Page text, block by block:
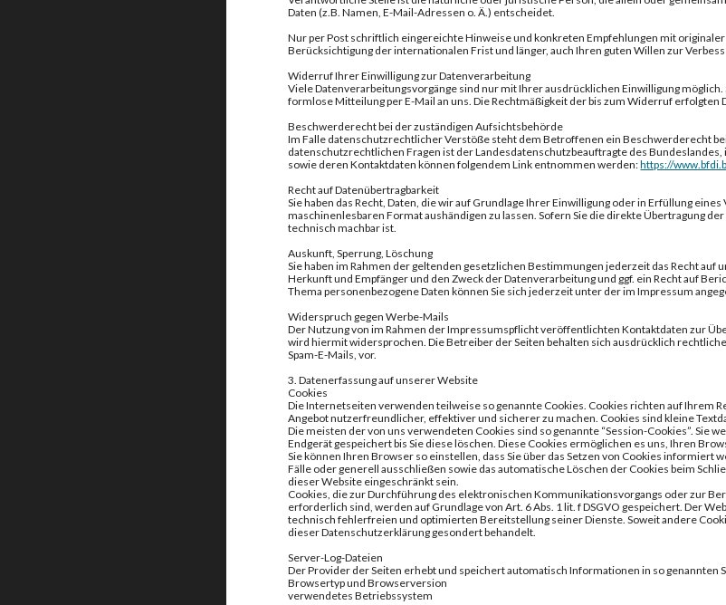
Daten (z.B. Namen, E-Mail-Adressen o. Ä.) entscheidet.
Nur per Post schriftlich eingereichte Hinweise und konkreten Empfehlungen mit
Berücksichtigung der internationalen Frist und länger, auch Ihren guten Willen zur
Widerruf Ihrer Einwilligung zur Datenverarbeitung
Viele Datenverarbeitungsvorgänge sind nur mit Ihrer ausdrücklichen Einwilligung
formlose Mitteilung per E-Mail an uns. Die Rechtmäßigkeit der bis zum Widerruf
Beschwerderecht bei der zuständigen Aufsichtsbehörde
Im Falle datenschutzrechtlicher Verstöße steht dem Betroffenen ein Beschwerderecht
datenschutzrechtlichen Fragen ist der Landesdatenschutzbeauftragte des
sowie deren Kontaktdaten können folgendem Link entnommen werden:https://
Recht auf Datenübertragbarkeit
Sie haben das Recht, Daten, die wir auf Grundlage Ihrer Einwilligung oder in Erfüllung
maschinenlesbaren Format aushändigen zu lassen. Sofern Sie die direkte Übertragung
technisch machbar ist.
Auskunft, Sperrung, Löschung
Sie haben im Rahmen der geltenden gesetzlichen Bestimmungen jederzeit das Recht
Herkunft und Empfänger und den Zweck der Datenverarbeitung und ggf. ein Recht auf
Thema personenbezogene Daten können Sie sich jederzeit unter der im Impressum
Widerspruch gegen Werbe-Mails
Der Nutzung von im Rahmen der Impressumspflicht veröffentlichten Kontaktdaten zur
wird hiermit widersprochen. Die Betreiber der Seiten behalten sich ausdrücklich
Spam-E-Mails, vor.
3. Datenerfassung auf unserer Website
Cookies
Die Internetseiten verwenden teilweise so genannte Cookies. Cookies richten auf Ihrem
Angebot nutzerfreundlicher, effektiver und sicherer zu machen. Cookies sind kleine
Die meisten der von uns verwendeten Cookies sind so genannte “Session-Cookies”. Sie
Endgerät gespeichert bis Sie diese löschen. Diese Cookies ermöglichen es uns, Ihren
Sie können Ihren Browser so einstellen, dass Sie über das Setzen von Cookies
Fälle oder generell ausschließen sowie das automatische Löschen der Cookies beim
dieser Website eingeschränkt sein.
Cookies, die zur Durchführung des elektronischen Kommunikationsvorgangs oder zur
erforderlich sind, werden auf Grundlage von Art. 6 Abs. 1 lit. f DSGVO gespeichert. Der
technisch fehlerfreien und optimierten Bereitstellung seiner Dienste. Soweit andere
dieser Datenschutzerklärung gesondert behandelt.
Server-Log-Dateien
Der Provider der Seiten erhebt und speichert automatisch Informationen in so
Browsertyp und Browserversion
verwendetes Betriebssystem